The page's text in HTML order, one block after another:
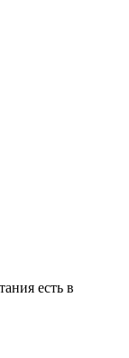
есть в